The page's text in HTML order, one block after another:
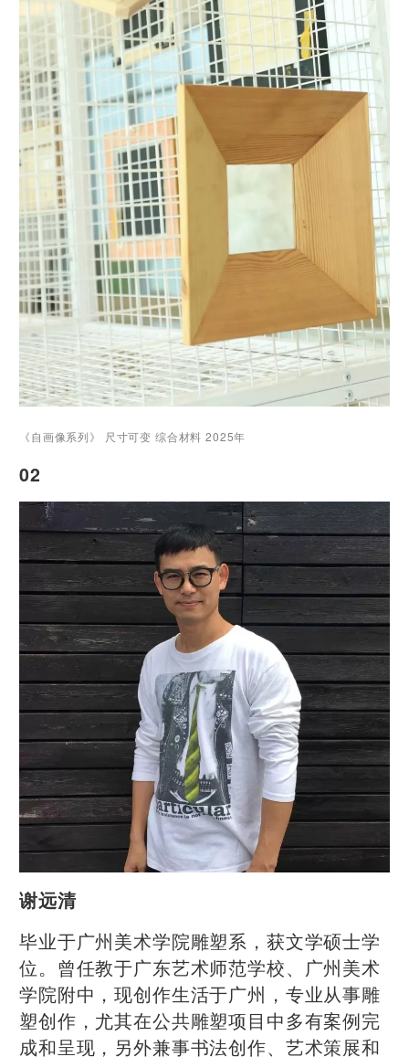
《自画像系列》 尺寸可变 综合材料 2025年
02
谢远清
毕业于广州美术学院雕塑系，获文学硕士学
位。曾任教于广东艺术师范学校、广州美术
学院附中，现创作生活于广州，专业从事雕
塑创作，尤其在公共雕塑项目中多有案例完
成和呈现，另外兼事书法创作、艺术策展和